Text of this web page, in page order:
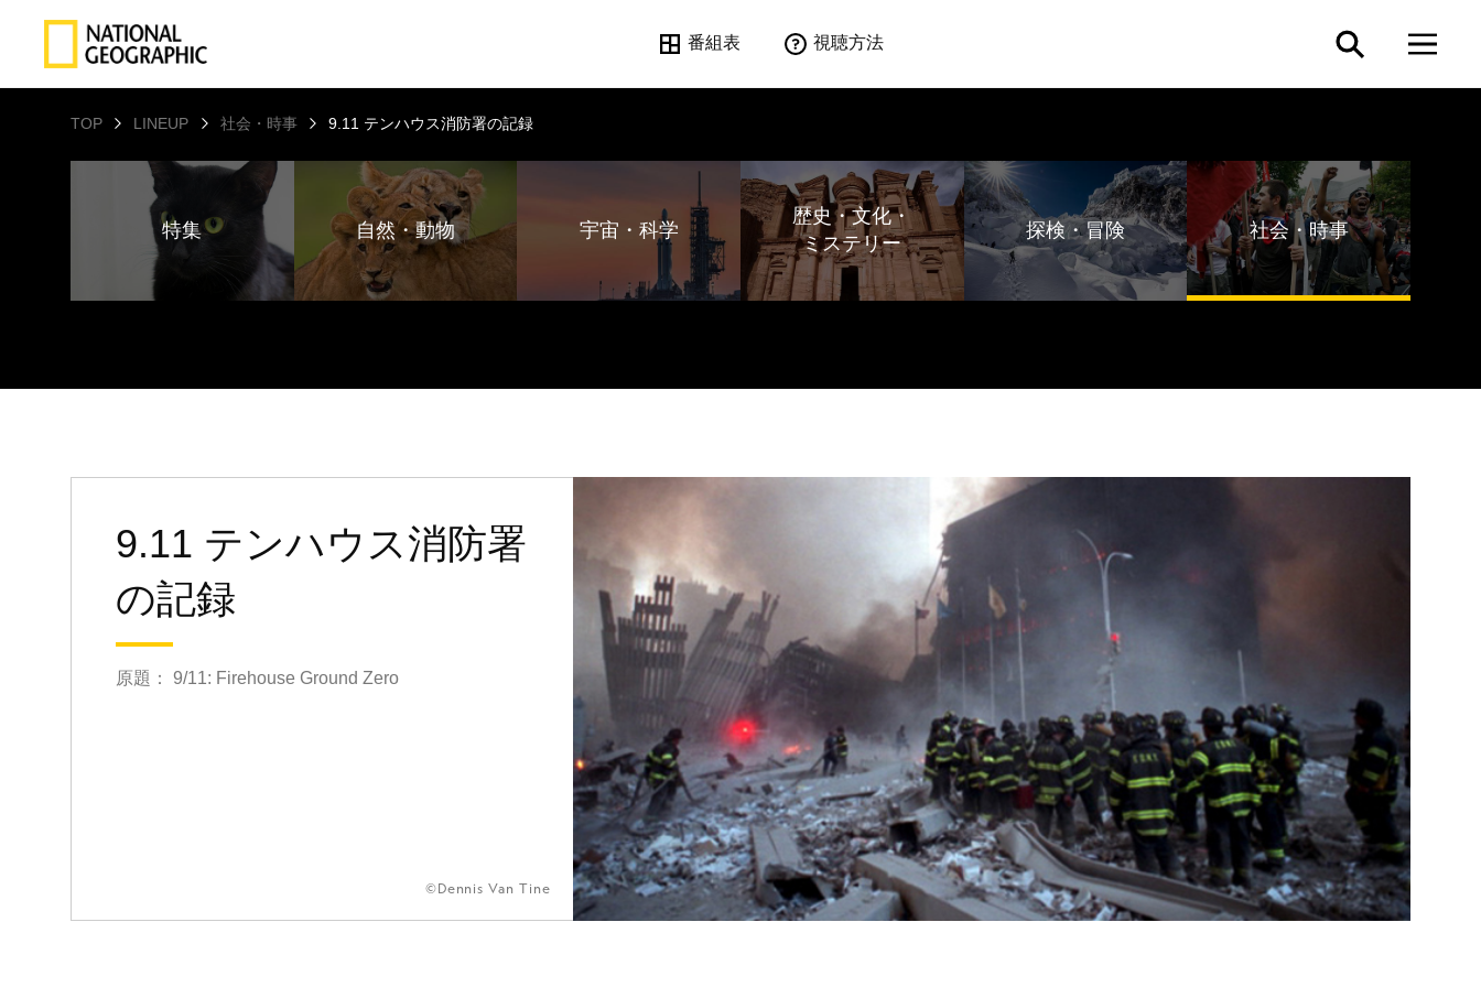
番組表 視聴方法
TOP LINEUP 社会・時事 9.11 テンハウス消防署の記録
特集 自然・動物 宇宙・科学
歴史・文化・
ミステリー
探検・冒険 社会・時事
9.11 テンハウス消防署
の記録
原題： 9/11: Firehouse Ground Zero
©Dennis Van Tine